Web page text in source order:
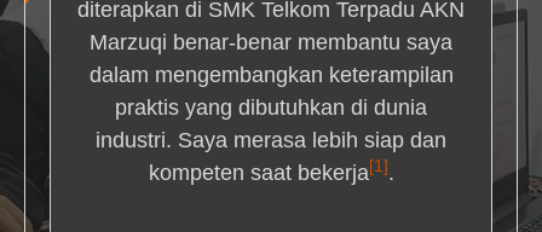
diterapkan di SMK Telkom Terpadu AKN
Marzuqi benar-benar membantu saya
dalam mengembangkan keterampilan
praktis yang dibutuhkan di dunia
industri. Saya merasa lebih siap dan
kompeten saat bekerja[1] .